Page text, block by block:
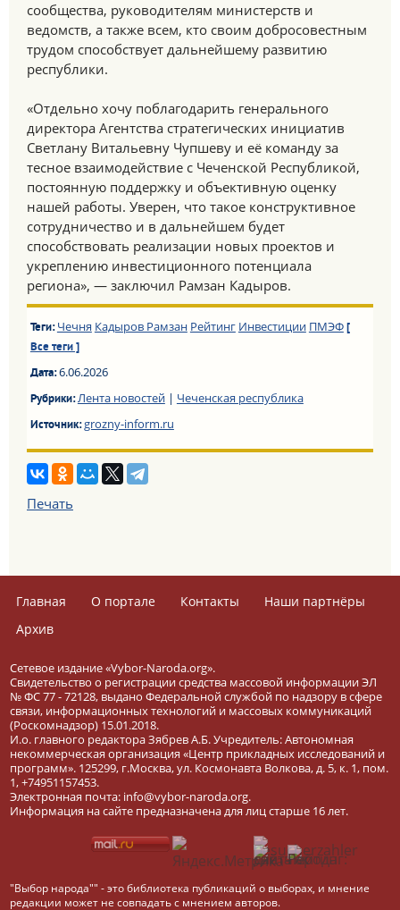
сообщества, руководителям министерств и
ведомств, а также всем, кто своим добросовестным
трудом способствует дальнейшему развитию
республики.
«Отдельно хочу поблагодарить генерального
директора Агентства стратегических инициатив
Светлану Витальевну Чупшеву и её команду за
тесное взаимодействие с Чеченской Республикой,
постоянную поддержку и объективную оценку
нашей работы. Уверен, что такое конструктивное
сотрудничество и в дальнейшем будет
способствовать реализации новых проектов и
укреплению инвестиционного потенциала
региона», — заключил Рамзан Кадыров.
Теги: Чечня Кадыров Рамзан Рейтинг Инвестиции ПМЭФ [
Все теги ]
Дата:6.06.2026
Рубрики:Лента новостей| Чеченская республика
Источник:grozny-inform.ru
Печать
Главная О портале Контакты
Наши партнёры
Архив
Сетевое издание «Vybor-Naroda.org».
Свидетельство о регистрации средства массовой информации ЭЛ
№ ФС 77 - 72128, выдано Федеральной службой по надзору в сфере
связи, информационных технологий и массовых коммуникаций
(Роскомнадзор) 15.01.2018.
И.о. главного редактора Зябрев А.Б. Учредитель: Автономная
некоммерческая организация «Центр прикладных исследований и
программ». 125299, г.Москва, ул. Космонавта Волкова, д. 5, к. 1, пом.
1, +74951157453.
Электронная почта: info@vybor-naroda.org.
Информация на сайте предназначена для лиц старше 16 лет.
"Выбор народа"" - это библиотека публикаций о выборах, и мнение
редакции может не совпадать с мнением авторов.